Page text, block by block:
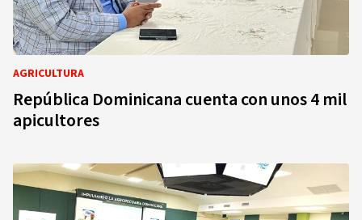
AGRICULTURA
República Dominicana cuenta con unos 4 mil
apicultores